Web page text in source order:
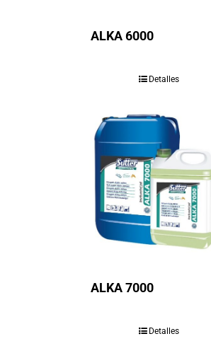
ALKA 6000
Detalles
ALKA 7000
Detalles